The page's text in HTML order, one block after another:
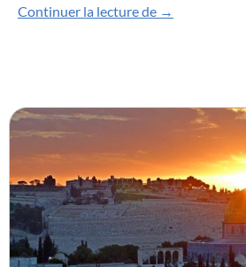
Continuer la lecture de D’où m’est-il
→